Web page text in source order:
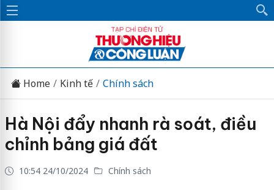
Home Kinh tế Chính sách
Hà Nội đẩy nhanh rà soát, điều
chỉnh bảng giá đất
10:54 24/10/2024 Chính sách